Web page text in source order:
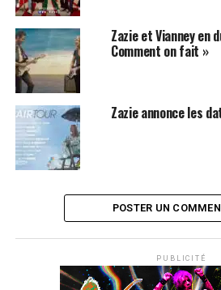
Un corps sain dans un esprit sain,
l’Amour moderne, elle veut bien
d’un homme » et « ne dépend de
Amoureuse, mais sans les tra la la
sublimement bien. Insoumise, elle
hommes à poils », à découvrir
qui font du bien au cœur et à
gent féminine devrait s’y retrouver.
DISPONIBLES SUR
SUJETS ASSOCIÉS: ZAZIE
Zazie et Vianney en
Comment on fait »
Zazie annonce les
POSTER UN
PUBLICITÉ